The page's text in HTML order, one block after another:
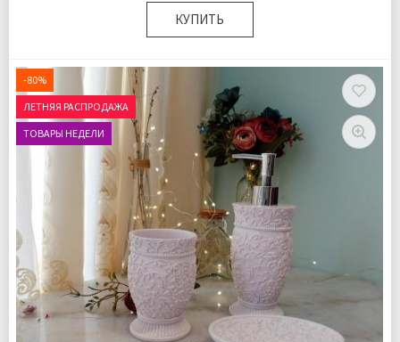
КУПИТЬ
Стаканчик для зубных щеток 1 шт
Мыльница для твердого мыла 1 шт
Доставка:
Подробнее
-80%
ЛЕТНЯЯ РАСПРОДАЖА
ТОВАРЫ НЕДЕЛИ